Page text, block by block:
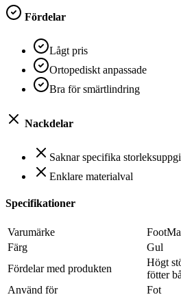
Fördelar
Lågt pris
Ortopediskt anpassade
Bra för smärtlindring
Nackdelar
Saknar specifika
Enklare materialval
Specifikationer
Varumärke
Färg
Gul
Fördelar med produkten
Högt
fötter
Använd för
Fot